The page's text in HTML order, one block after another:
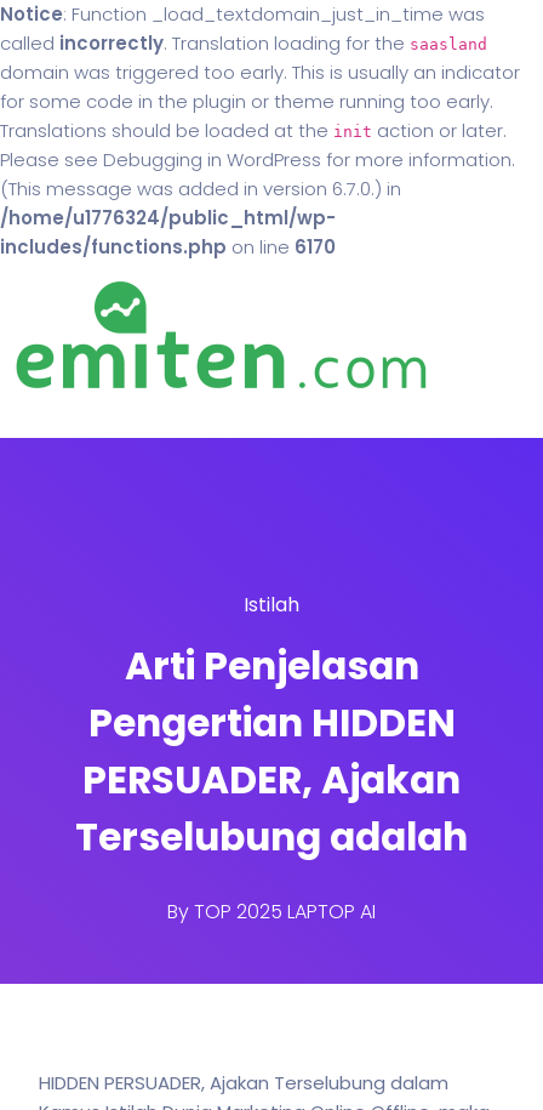
Notice: Function _load_textdomain_just_in_time was
called incorrectly. Translation loading for the saasland
domain was triggered too early. This is usually an indicator
for some code in the plugin or theme running too early.
Translations should be loaded at the init action or later.
Please see Debugging in WordPress for more information.
(This message was added in version 6.7.0.) in
/home/u1776324/public_html/wp-
includes/functions.php on line 6170
Istilah
Arti Penjelasan
Pengertian HIDDEN
PERSUADER, Ajakan
Terselubung adalah
ByTOP 2025 LAPTOP AI
HIDDEN PERSUADER, Ajakan Terselubung dalam